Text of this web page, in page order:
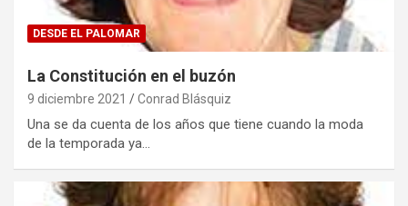
DESDE EL PALOMAR
La Constitución en el buzón
9 diciembre 2021 Conrad Blásquiz
Una se da cuenta de los años que tiene cuando la moda
de la temporada ya…